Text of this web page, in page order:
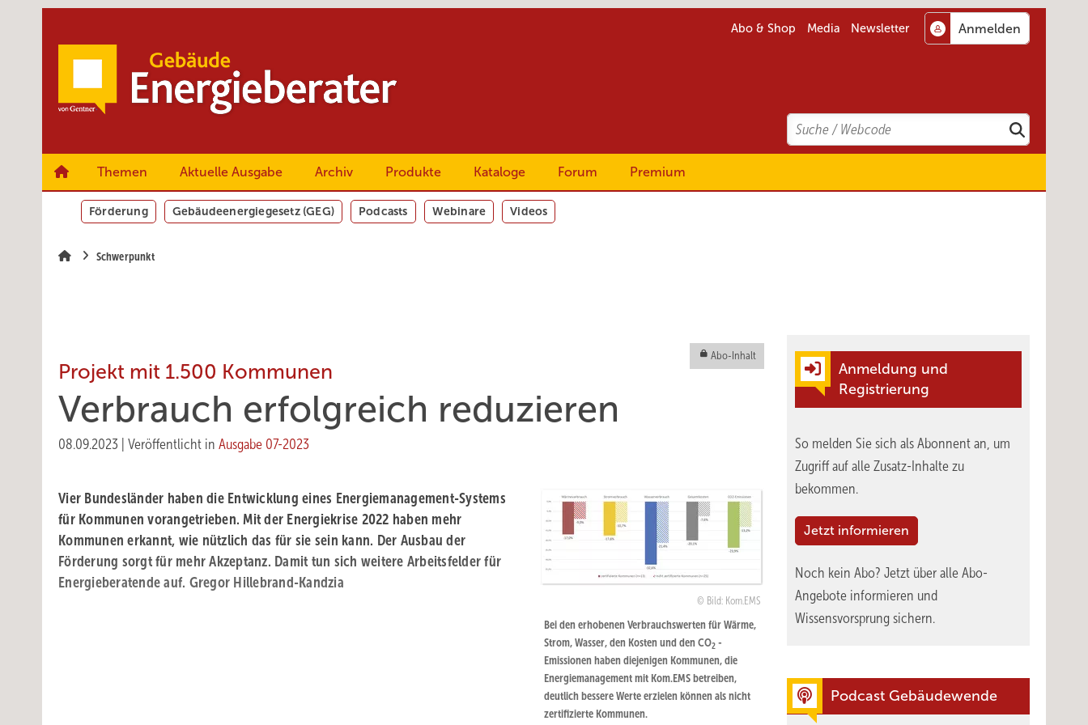
Abo & Shop Media Newsletter
Search
Suchen
Themen Aktuelle Ausgabe Archiv Produkte Kataloge Forum Premium
Förderung Gebäudeenergiegesetz (GEG) Podcasts Webinare Videos
Schwerpunkt
Abo-Inhalt
Projekt mit 1.500 Kommunen
Verbrauch erfolgreich reduzieren
08.09.2023 Veröffentlicht in Ausgabe 07-2023
Bild: Kom.EMS
Bei den erhobenen Verbrauchswerten für Wärme,
Strom, Wasser, den Kosten und den CO2-
Emissionen haben diejenigen Kommunen, die
Energiemanagement mit Kom.EMS betreiben,
deutlich bessere Werte erzielen können als nicht
zertifizierte Kommunen.
Vier Bundesländer haben die Entwicklung eines Energiemanagement-Systems
für Kommunen vorangetrieben. Mit der Energiekrise 2022 haben mehr
Kommunen erkannt, wie nützlich das für sie sein kann. Der Ausbau der
Förderung sorgt für mehr Akzeptanz. Damit tun sich weitere Arbeitsfelder für
Energieberatende auf. Gregor Hillebrand-Kandzia
Anmeldung und
Registrierung
So melden Sie sich als Abonnent an, um
Zugriff auf alle Zusatz-Inhalte zu
bekommen.
Jetzt informieren
Noch kein Abo? Jetzt über alle Abo-
Angebote informieren und
Wissensvorsprung sichern.
Podcast Gebäudewende